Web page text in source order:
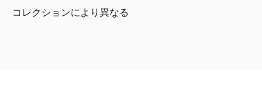
コレクションにより異なる